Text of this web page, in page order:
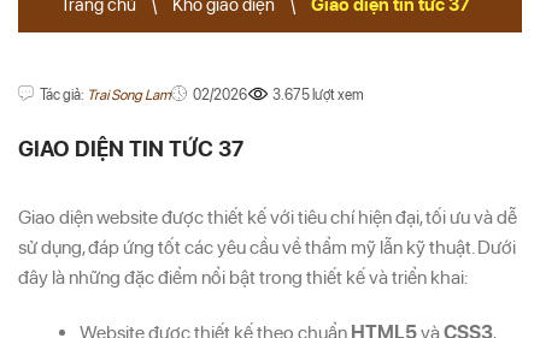
Trang chủ \ Kho giao diện \ Giao diện tin tức 37
Tác giả: Trai Song Lam 02/2026 3.675 lượt xem
GIAO DIỆN TIN TỨC 37
Giao diện website được thiết kế với tiêu chí hiện đại, tối ưu và dễ
sử dụng, đáp ứng tốt các yêu cầu về thẩm mỹ lẫn kỹ thuật. Dưới
đây là những đặc điểm nổi bật trong thiết kế và triển khai:
Website được thiết kế theo chuẩn HTML5vàCSS3,